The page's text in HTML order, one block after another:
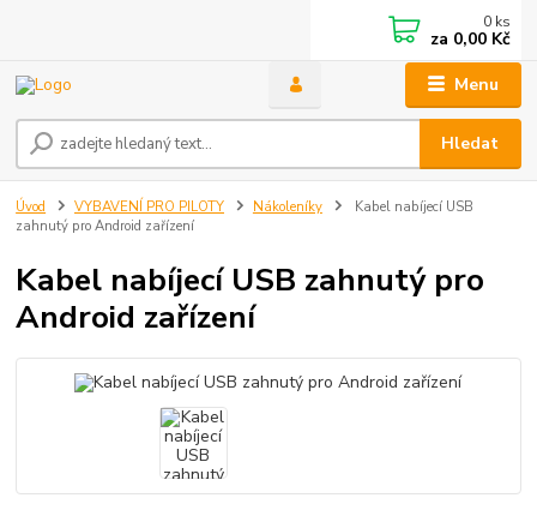
Menu
Hledat
0 ks
za 0,00 Kč
Úvod VYBAVENÍ PRO PILOTY Nákoleníky
Kabel nabíjecí USB
zahnutý pro Android zařízení
Kabel nabíjecí USB zahnutý pro
Android zařízení